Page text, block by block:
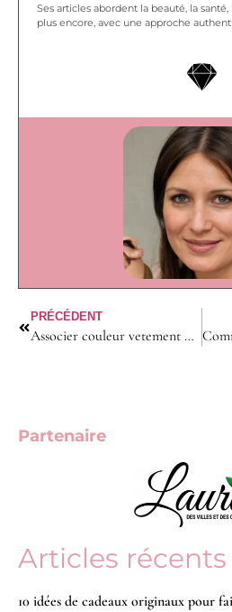
Ses articles abordent la beauté, la
plus encore, avec une approche
PRÉCÉDENT
Associer couleur vetement homme : les 9 règles pour assortir ses tenues
Partenaire
Articles récents
10 idées de cadeaux originaux pour